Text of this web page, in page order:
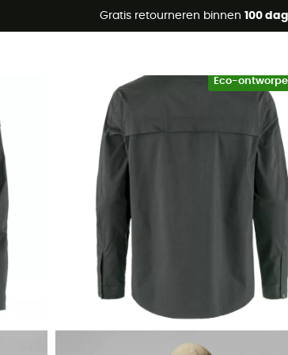
Gratis retourneren binnen 100
Zomeraanbiedingen 🔥 -5% EXTRA vanaf 2
Eco-